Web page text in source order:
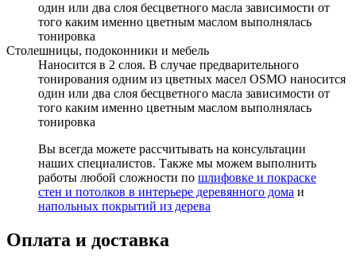
один или два слоя бесцветного масла зависимости от
того каким именно цветным маслом выполнялась
тонировка
Столешницы, подоконники и мебель
Наносится в 2 слоя. В случае предварительного
тонирования одним из цветных масел OSMO наносится
один или два слоя бесцветного масла зависимости от
того каким именно цветным маслом выполнялась
тонировка
Вы всегда можете рассчитывать на консультации
наших специалистов. Также мы можем выполнить
работы любой сложности по шлифовке и покраске
стен и потолков в интерьере деревянного дома и
напольных покрытий из дерева
Оплата и доставка